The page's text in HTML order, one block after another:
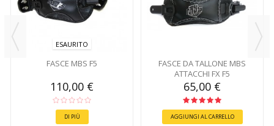
ESAURITO
FASCE MBS F5
110,00 €
DI PIÙ
FASCE DA TALLONE MBS
ATTACCHI FX F5
65,00 €
AGGIUNGI AL CARRELLO